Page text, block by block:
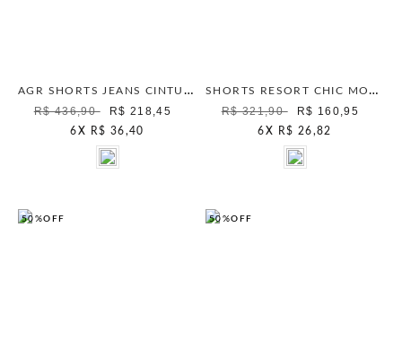
AGR SHORTS JEANS CINTURA ALTA ICE BLUE
R$ 436,90
R$ 218,45
6 X R$ 36,40
SHORTS RESORT CHIC MOCHA MOUSSE
R$ 321,90
R$ 160,95
6 X R$ 26,82
50%OFF 50%OFF